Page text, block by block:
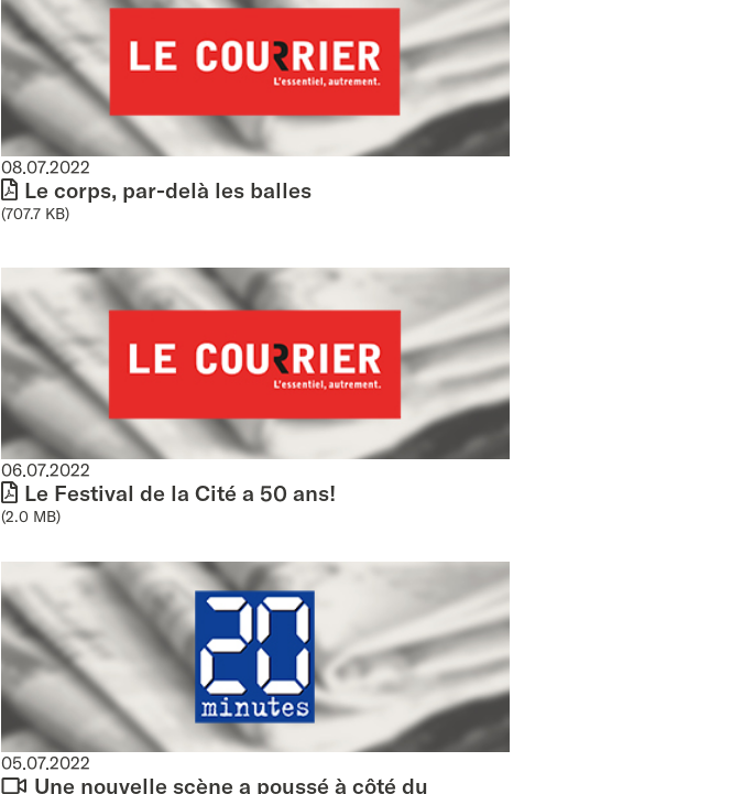
08.07.2022
Le corps, par-delà les balles
(707.7 KB)
06.07.2022
Le Festival de la Cité a 50 ans!
(2.0 MB)
05.07.2022
Une nouvelle scène a poussé à côté du